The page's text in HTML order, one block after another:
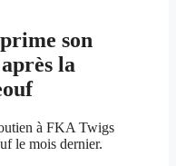
son
la
à FKA Twigs
le mois dernier.